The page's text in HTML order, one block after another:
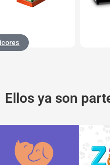
Ellos ya son